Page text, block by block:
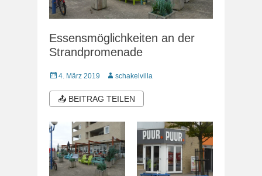
Essensmöglichkeiten an der
Strandpromenade
Veröffentlicht
4. März 2019 Autorschakelvilla
📤 BEITRAG TEILEN